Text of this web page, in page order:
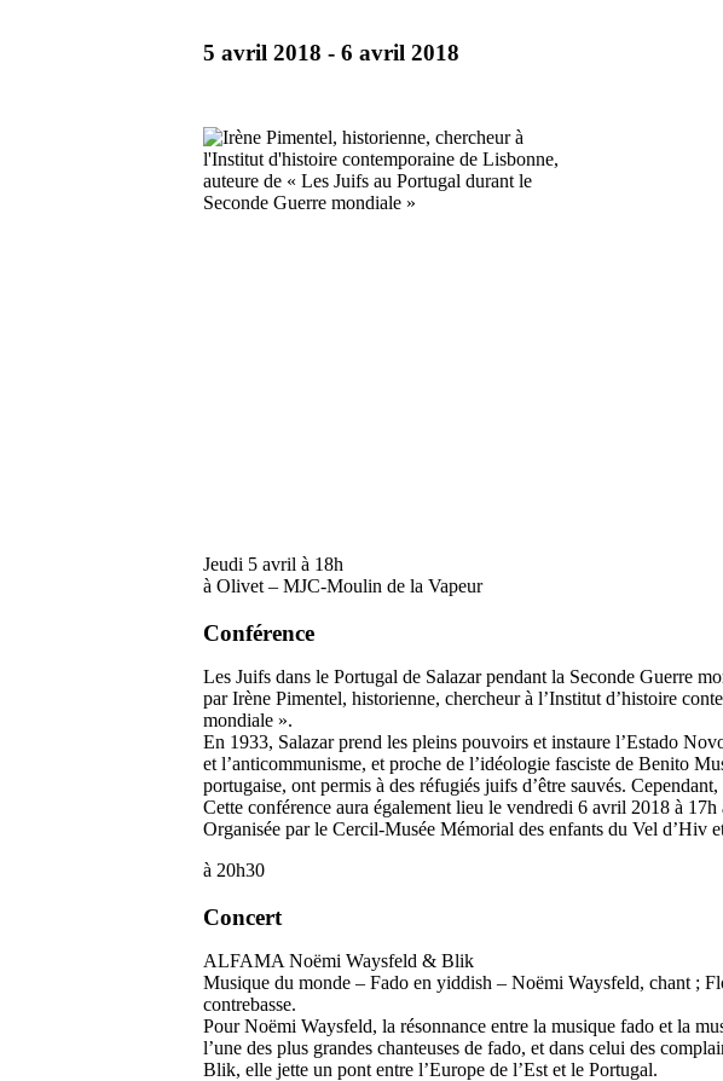
5 avril 2018 - 6 avril 2018
Jeudi 5 avril à 18h
à Olivet – MJC-Moulin de la Vapeur
Conférence
Les Juifs dans le Portugal de Salazar pendant la Seconde Guerre
par Irène Pimentel, historienne, chercheur à l’Institut d’histoire
mondiale ».
En 1933, Salazar prend les pleins pouvoirs et instaure l’Estado
et l’anticommunisme, et proche de l’idéologie fasciste de Benito
portugaise, ont permis à des réfugiés juifs d’être sauvés.
Cette conférence aura également lieu le vendredi 6 avril 2018 à
Organisée par le Cercil-Musée Mémorial des enfants du Vel d’Hiv
à 20h30
Concert
ALFAMA Noëmi Waysfeld & Blik
Musique du monde – Fado en yiddish – Noëmi Waysfeld, chant ;
contrebasse.
Pour Noëmi Waysfeld, la résonnance entre la musique fado et la
l’une des plus grandes chanteuses de fado, et dans celui des
Blik, elle jette un pont entre l’Europe de l’Est et le Portugal.